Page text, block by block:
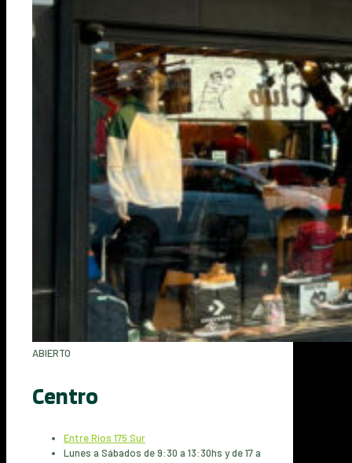
ABIERTO
Centro
Entre Ríos 175 Sur
Lunes a Sábados de 9:30 a 13:30hs y de 17 a